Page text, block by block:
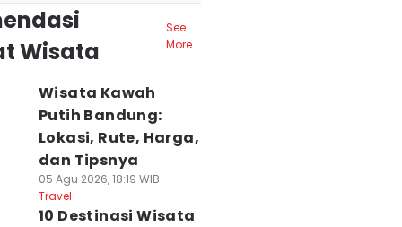
Wisata
See
More
Wisata Kawah
Putih Bandung:
Lokasi, Rute, Harga,
dan Tipsnya
05 Agu 2026, 18:19 WIB
Travel
10 Destinasi Wisata